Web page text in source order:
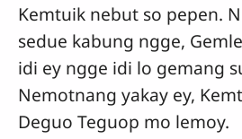
Kemtuik nebut so pepen.
sedue kabung ngge,
idi ey ngge idi lo gemang
Nemotnang yakay ey,
Deguo Teguop mo lemoy.